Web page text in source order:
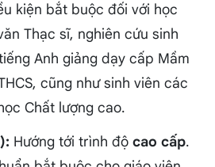
kiện bắt buộc đối với học
Thạc sĩ, nghiên cứu sinh
Anh giảng dạy cấp Mầm
cũng như sinh viên các
Chất lượng cao.
Hướng tới trình độ cao cấp.